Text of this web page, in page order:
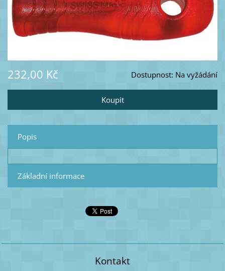
Dostupnost: Na vyžádání
232,00 Kč
Popis
Základní informace
Kontakt